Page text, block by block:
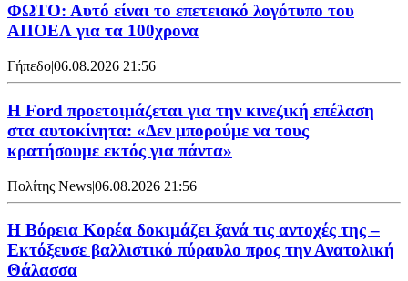
ΦΩΤΟ: Αυτό είναι το επετειακό λογότυπο του
ΑΠΟΕΛ για τα 100χρονα
Γήπεδο|06.08.2026 21:56
Η Ford προετοιμάζεται για την κινεζική επέλαση
στα αυτοκίνητα: «Δεν μπορούμε να τους
κρατήσουμε εκτός για πάντα»
Πολίτης News|06.08.2026 21:56
Η Βόρεια Κορέα δοκιμάζει ξανά τις αντοχές της –
Εκτόξευσε βαλλιστικό πύραυλο προς την Ανατολική
Θάλασσα